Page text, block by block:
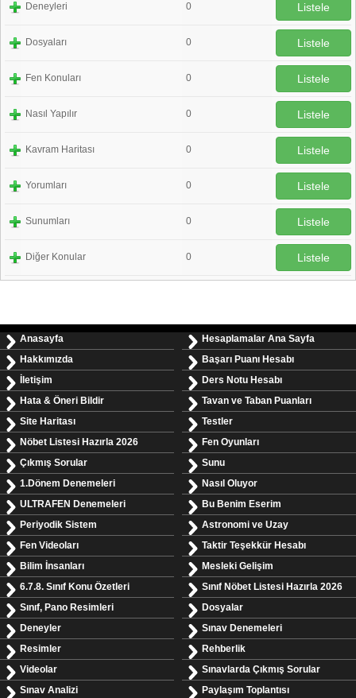
Deneyleri 0 Listele
Dosyaları 0 Listele
Fen Konuları 0 Listele
Nasıl Yapılır 0 Listele
Kavram Haritası 0 Listele
Yorumları 0 Listele
Sunumları 0 Listele
Diğer Konular 0 Listele
Anasayfa
Hakkımızda
İletişim
Hata & Öneri Bildir
Site Haritası
Nöbet Listesi Hazırla 2026
Çıkmış Sorular
1.Dönem Denemeleri
ULTRAFEN Denemeleri
Periyodik Sistem
Fen Videoları
Bilim İnsanları
6.7.8. Sınıf Konu Özetleri
Sınıf, Pano Resimleri
Deneyler
Resimler
Videolar
Sınav Analizi
Hesaplamalar Ana Sayfa
Başarı Puanı Hesabı
Ders Notu Hesabı
Tavan ve Taban Puanları
Testler
Fen Oyunları
Sunu
Nasıl Oluyor
Bu Benim Eserim
Astronomi ve Uzay
Taktir Teşekkür Hesabı
Mesleki Gelişim
Sınıf Nöbet Listesi Hazırla 2026
Dosyalar
Sınav Denemeleri
Rehberlik
Sınavlarda Çıkmış Sorular
Paylaşım Toplantısı